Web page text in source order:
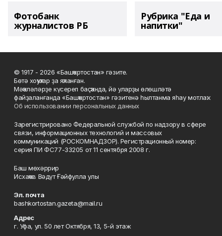
Фотобанк
журналистов РБ
Рубрика "Еда и
напитки"
© 1917 - 2026 «Башҡортостан» гәзите.
Бөтә хоҡуҡтар ҙа яҡланған.
Мәҡәләләрҙе күсереп баҫҡанда, йә уларҙы өлөшләтә
файҙаланғанда «Башҡортостан» гәзитенә һылтанма яһау мотлаҡ.
Об использовании персональных данных
Зарегистрировано Федеральной службой по надзору в сфере
связи, информационных технологий и массовых
коммуникаций (РОСКОМНАДЗОР). Регистрационный номер:
серия ПИ ФС77-33205 от 11 сентября 2008 г.
Баш мөхәррир
Исхаҡов Вәдүт Ғәйфулла улы
Эл. почта
bashkortostan.gazeta@mail.ru
Адрес
г. Уфа, ул. 50 лет Октября, 13, 5-й этаж